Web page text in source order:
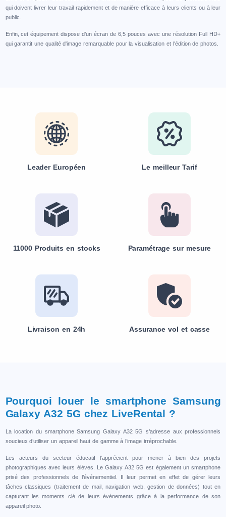
qui doivent livrer leur travail rapidement et de manière efficace à leurs clients ou à leur
public.
Enfin, cet équipement dispose d’un écran de 6,5 pouces avec une résolution Full HD+
qui garantit une qualité d'image remarquable pour la visualisation et l'édition de photos.
Leader Européen Le meilleur Tarif
11000 Produits en stocks Paramétrage sur mesure
Livraison en 24h Assurance vol et casse
Pourquoi louer le smartphone Samsung
Galaxy A32 5G chez LiveRental ?
La location du smartphone Samsung Galaxy A32 5G s’adresse aux professionnels
soucieux d’utiliser un appareil haut de gamme à l’image irréprochable.
Les acteurs du secteur éducatif l’apprécient pour mener à bien des projets
photographiques avec leurs élèves. Le Galaxy A32 5G est également un smartphone
prisé des professionnels de l’événementiel. Il leur permet en effet de gérer leurs
tâches classiques (traitement de mail, navigation web, gestion de données) tout en
capturant les moments clé de leurs événements grâce à la performance de son
appareil photo.